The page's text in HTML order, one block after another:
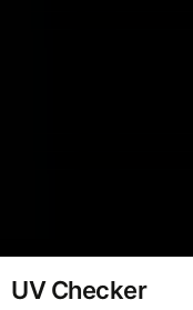
UV Checker